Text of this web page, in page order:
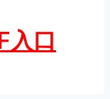
入口